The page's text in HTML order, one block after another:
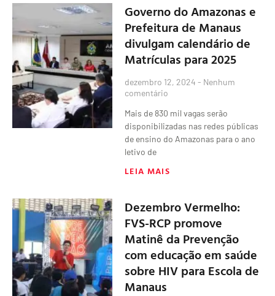
Governo do Amazonas e
Prefeitura de Manaus
divulgam calendário de
Matrículas para 2025
dezembro 12, 2024 Nenhum
comentário
Mais de 830 mil vagas serão
disponibilizadas nas redes públicas
de ensino do Amazonas para o ano
letivo de
LEIA MAIS
Dezembro Vermelho:
FVS-RCP promove
Matinê da Prevenção
com educação em saúde
sobre HIV para Escola de
Manaus